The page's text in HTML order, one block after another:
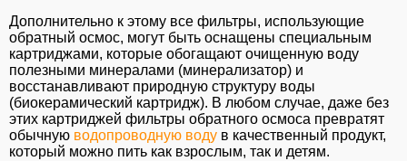
Дополнительно к этому все фильтры, использующие
обратный осмос, могут быть оснащены специальным
картриджами, которые обогащают очищенную воду
полезными минералами (минерализатор) и
восстанавливают природную структуру воды
(биокерамический картридж). В любом случае, даже без
этих картриджей фильтры обратного осмоса превратят
обычную водопроводную воду в качественный продукт,
который можно пить как взрослым, так и детям.